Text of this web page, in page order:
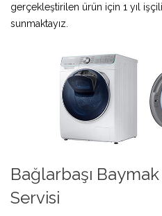
gerçekleştirilen ürün için 1 yıl
sunmaktayız.
Bağlarbaşı
Servisi